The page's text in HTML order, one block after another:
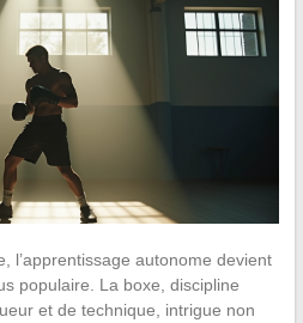
l’apprentissage autonome devient
populaire. La boxe, discipline
et de technique, intrigue non